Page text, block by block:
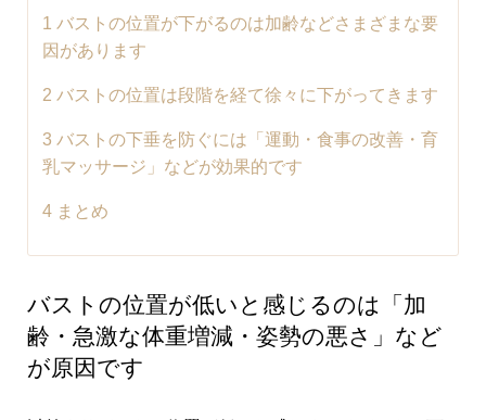
1 バストの位置が下がるのは加齢などさまざまな要
因があります
2 バストの位置は段階を経て徐々に下がってきます
3 バストの下垂を防ぐには「運動・食事の改善・育
乳マッサージ」などが効果的です
4 まとめ
バストの位置が低いと感じるのは「加
齢・急激な体重増減・姿勢の悪さ」など
が原因です